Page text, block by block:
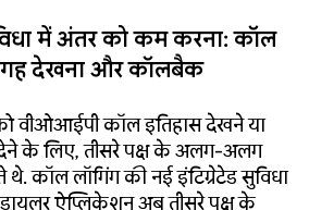
में अंतर को कम करना: कॉल
देखना और कॉलबैक
वीओआईपी कॉल इतिहास देखने या
के लिए, तीसरे पक्ष के अलग-अलग
कॉल लॉगिंग की नई इंटिग्रेटेड सुविधा
ऐप्लिकेशन अब तीसरे पक्ष के